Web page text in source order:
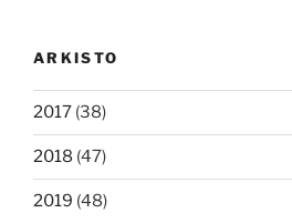
ARKISTO
2017 (38)
2018 (47)
2019 (48)